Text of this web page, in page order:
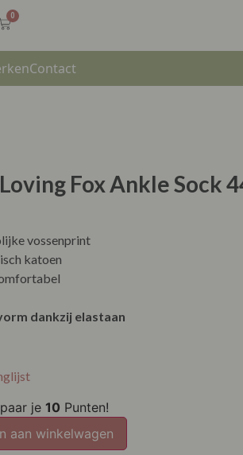
0
Contact
Fox Ankle Sock
vossenprint
katoen
dankzij elastaan
je 10 Punten!
aan winkelwagen